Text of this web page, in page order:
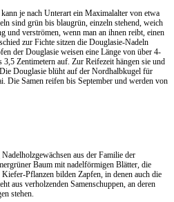
je nach Unterart ein Maximalalter von etwa
sind grün bis blaugrün, einzeln stehend, weich
und verströmen, wenn man an ihnen reibt, einen
zur Fichte sitzen die Douglasie-Nadeln
der Douglasie weisen eine Länge von über 4-
Zentimetern auf. Zur Reifezeit hängen sie und
Douglasie blüht auf der Nordhalbkugel für
Samen reifen bis September und werden von
aus der Familie der
Baum mit nadelförmigen Blätter, die
Pflanzen bilden Zapfen, in denen auch die
aus verholzenden Samenschuppen, an deren
stehen.